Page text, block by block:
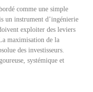
comme une simple
un instrument d’ingénierie
exploiter des leviers
maximisation de la
des investisseurs.
systémique et